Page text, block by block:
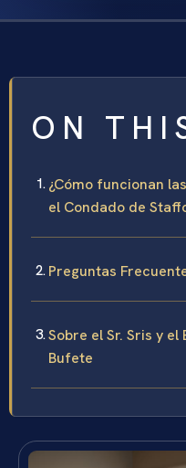
ON
¿Cómo funcionan
el Condado de
Preguntas
Sobre el Sr. Sris y
Bufete